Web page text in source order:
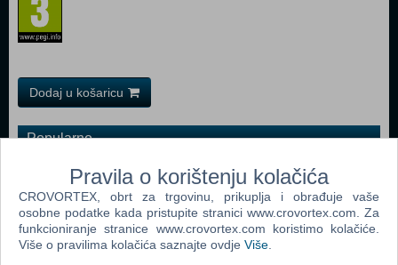
Dodaj u košaricu
Popularno
Easy Nails - Perfect Paint Nail Spa (05776) (N)
Bop It Micro
Boon - Pipes (B11088)
Easy Braids (06455) (N)
Pravila o korištenju kolačića
CROVORTEX, obrt za trgovinu, prikuplja i obrađuje vaše
osobne podatke kada pristupite stranici www.crovortex.com. Za
funkcioniranje stranice www.crovortex.com koristimo kolačiće.
Više o pravilima kolačića saznajte ovdje Više